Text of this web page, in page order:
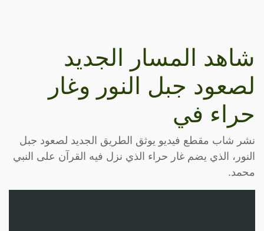
شاهد المسار الجديد
لصعود جبل النور وغار
حراء في
نشر شاب مقطع فيديو يوثق الطريق الجديد لصعود جبل
النور، الذي يضم غار حراء الذي نزل فيه القرآن على النبي
محمد.